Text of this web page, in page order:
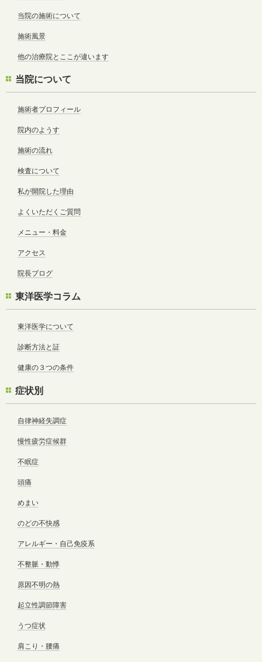
当院の施術について
施術風景
他の治療院とここが違います
当院について
施術者プロフィール
院内のようす
施術の流れ
検査について
私が開院した理由
よくいただくご質問
メニュー・料金
アクセス
院長ブログ
東洋医学コラム
東洋医学について
診断方法と証
健康の３つの条件
症状別
自律神経失調症
慢性疲労症候群
不眠症
頭痛
めまい
のどの不快感
アレルギー・自己免疫系
不整脈・動悸
原因不明の熱
起立性調節障害
うつ症状
肩こり・腰痛